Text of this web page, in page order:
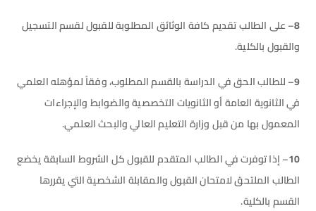
8– على الطالب تقديم كافة الوثائق المطلوبة للقبول لقسم التسجيل
والقبول بالكلية.
9– للطالب الحق في الدراسة بالقسم المطلوب، وفقاً لمؤهله العلمي
في الثانوية العامة أو الثانويات التخصصية والضوابط والإجراءات
المعمول بها من قبل وزارة التعليم العالي والبحث العلمي.
10– إذا توفرت في الطالب المتقدم للقبول كل الشروط السابقة يخضع
الطالب الملتحق لامتحان القبول والمقابلة الشخصية التي يقررها
القسم بالكلية.